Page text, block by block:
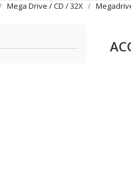
Mega Drive / CD / 32X